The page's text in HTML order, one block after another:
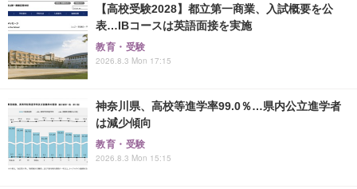
【高校受験2028】都立第一商業、入試概要を公
表…IBコースは英語面接を実施
教育・受験
2026.8.3 Mon 17:15
神奈川県、高校等進学率99.0％…県内公立進学者
は減少傾向
教育・受験
2026.8.3 Mon 15:15